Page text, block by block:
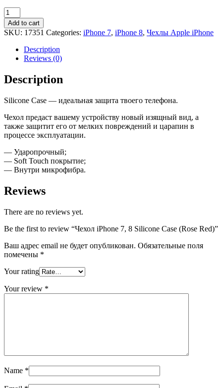
Чехол
iPhone
7,
8
Silicone
Case
Red)
quantity
Add to cart
SKU: 17351 Categories: iPhone 7, iPhone 8, Чехлы Apple iPhone
Description
Reviews (0)
Description
Silicone Case — идеальная защита твоего телефона.
Чехол предаст вашему устройству новый изящный вид, а
также защитит его от мелких повреждений и царапин в
процессе эксплуатации.
— Ударопрочный;
— Soft Touch покрытие;
— Внутри микрофибра.
Reviews
There are no reviews yet.
Be the first to review “Чехол iPhone 7, 8 Silicone Case (Rose Red)”
Ваш адрес email не будет опубликован. Обязательные поля
помечены *
Your rating
Your review *
Name *